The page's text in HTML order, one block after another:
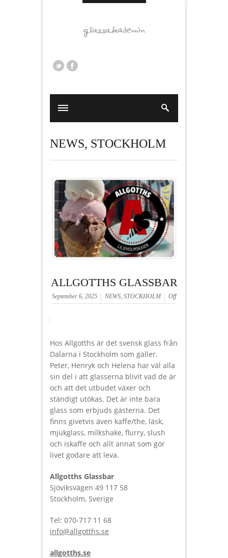
NEWS, STOCKHOLM
ALLGOTTHS GLASSBAR
September 6, 2025 NEWS STOCKHOLM Off
Hos Allgotths är det svensk glass från
Dalarna i Stockholm som gäller.
Peter, Henryk och Helena har väl alla
sin del i att glasserna blivit vad de är
och att det utbudet växer och
ständigt utökas. Det är inte bara
glass som erbjuds gästerna. Det
finns givetvis även kaffe/the, läsk,
mjukglass, milkshake, flurry, slush
och iskaffe och allt annat som gör
livet godare att leva.
Allgotths Glassbar
Sjöviksvägen 49 117 58
Stockholm, Sverige
Tel: 070-717 11 68
info@allgotths.se
allgotths.se